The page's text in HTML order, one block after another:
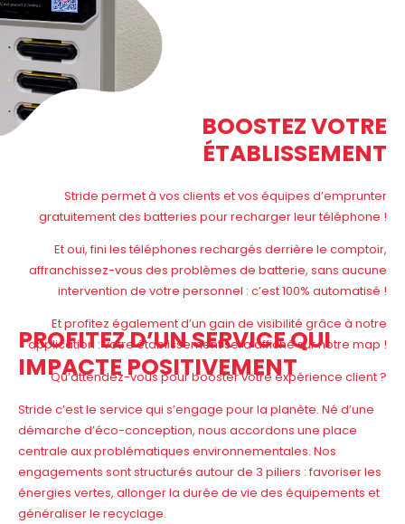
BOOSTEZ VOTRE
ÉTABLISSEMENT
Stride permet à vos clients et vos équipes d’emprunter
gratuitement des batteries pour recharger leur téléphone !
Et oui, fini les téléphones rechargés derrière le comptoir,
affranchissez-vous des problèmes de batterie, sans aucune
intervention de votre personnel : c’est 100% automatisé !
Et profitez également d’un gain de visibilité grâce à notre
application : votre établissement sera affiché sur notre map !
Qu’attendez-vous pour booster votre expérience client ?
PROFITEZ D’UN SERVICE QUI
IMPACTE POSITIVEMENT
Stride c’est le service qui s’engage pour la planète. Né d’une
démarche d’éco-conception, nous accordons une place
centrale aux problématiques environnementales. Nos
engagements sont structurés autour de 3 piliers : favoriser les
énergies vertes, allonger la durée de vie des équipements et
généraliser le recyclage.